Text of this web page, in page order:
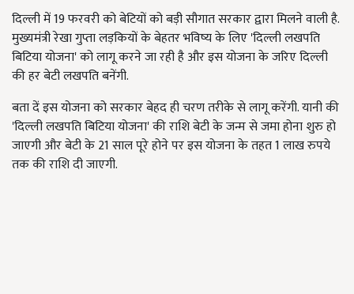
दिल्ली में 19 फरवरी को बेटियों को बड़ी सौगात सरकार द्वारा मिलने वाली है.
मुख्यमंत्री रेखा गुप्ता लड़कियों के बेहतर भविष्य के लिए 'दिल्ली लखपति
बिटिया योजना' को लागू करने जा रही है और इस योजना के जरिए दिल्ली
की हर बेटी लखपति बनेंगी.
बता दें इस योजना को सरकार बेहद ही चरण तरीके से लागू करेंगी. यानी की
'दिल्ली लखपति बिटिया योजना' की राशि बेटी के जन्म से जमा होना शुरु हो
जाएगी और बेटी के 21 साल पूरे होने पर इस योजना के तहत 1 लाख रुपये
तक की राशि दी जाएगी.